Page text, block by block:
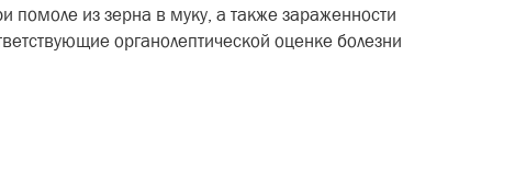
помоле из зерна в муку, а также зараженности
органолептической оценке болезни